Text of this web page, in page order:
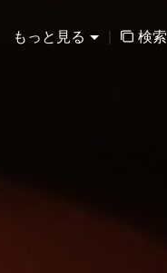
もっと見る | 検索